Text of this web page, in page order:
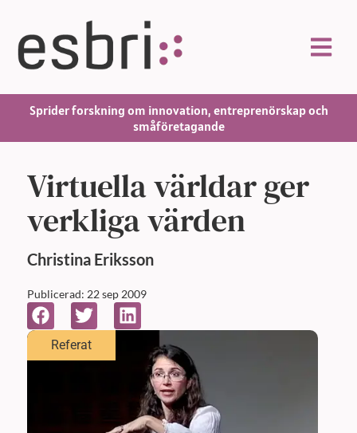
Sprider forskning om innovation, entreprenörskap och
småföretagande
Virtuella världar ger
verkliga värden
ChristinaEriksson
Publicerad: 22 sep 2009
Referat